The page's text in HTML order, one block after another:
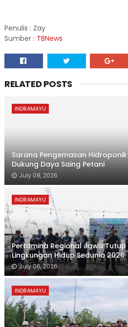
Penulis : Zay
Sumber : TBNews
RELATED POSTS
INDRAMAYU
Sarana Pengemasan
Dukung Daya Saing Petani
July 08, 2026
INDRAMAYU
Pertamina Regional Jawa Tutup
Lingkungan Hidup Sedunia 2026
July 06, 2026
INDRAMAYU